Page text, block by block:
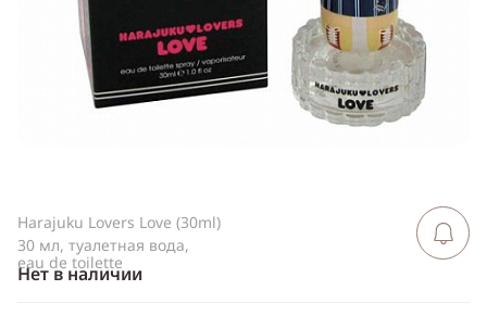
ВКонтакте
Одноклассники
Harajuku Lovers Love (30ml)
30 мл, туалетная вода,
eau de toilette
Нет в наличии
Сообщить